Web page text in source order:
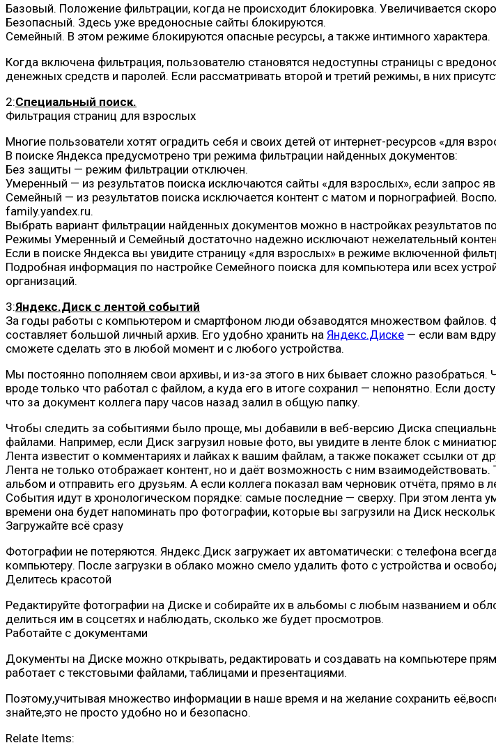
Базовый. Положение фильтрации, когда не происходит блокировка. Увеличивается
Безопасный. Здесь уже вредоносные сайты блокируются.
Семейный. В этом режиме блокируются опасные ресурсы, а также интимного характера.
Когда включена фильтрация, пользователю становятся недоступны страницы с
денежных средств и паролей. Если рассматривать второй и третий режимы, в них
2:Специальный поиск.
Фильтрация страниц для взрослых
Многие пользователи хотят оградить себя и своих детей от интернет-ресурсов «для
В поиске Яндекса предусмотрено три режима фильтрации найденных документов:
Без защиты — режим фильтрации отключен.
Умеренный — из результатов поиска исключаются сайты «для взрослых», если запрос
Семейный — из результатов поиска исключается контент с матом и порнографией.
family.yandex.ru.
Выбрать вариант фильтрации найденных документов можно в настройках результатов
Режимы Умеренный и Семейный достаточно надежно исключают нежелательный
Если в поиске Яндекса вы увидите страницу «для взрослых» в режиме включенной
Подробная информация по настройке Семейного поиска для компьютера или всех
организаций.
3:Яндекс.Диск с лентой событий
За годы работы с компьютером и смартфоном люди обзаводятся множеством файлов.
составляет большой личный архив. Его удобно хранить на Яндекс.Диске — если вам
сможете сделать это в любой момент и с любого устройства.
Мы постоянно пополняем свои архивы, и из-за этого в них бывает сложно
вроде только что работал с файлом, а куда его в итоге сохранил — непонятно. Если
что за документ коллега пару часов назад залил в общую папку.
Чтобы следить за событиями было проще, мы добавили в веб-версию Диска
файлами. Например, если Диск загрузил новые фото, вы увидите в ленте блок с
Лента известит о комментариях и лайках к вашим файлам, а также покажет ссылки от
Лента не только отображает контент, но и даёт возможность с ним
альбом и отправить его друзьям. А если коллега показал вам черновик отчёта, прямо в
События идут в хронологическом порядке: самые последние — сверху. При этом лента
времени она будет напоминать про фотографии, которые вы загрузили на Диск
Загружайте всё сразу
Фотографии не потеряются. Яндекс.Диск загружает их автоматически: с телефона
компьютеру. После загрузки в облако можно смело удалить фото с устройства и
Делитесь красотой
Редактируйте фотографии на Диске и собирайте их в альбомы с любым названием и
делиться им в соцсетях и наблюдать, сколько же будет просмотров.
Работайте с документами
Документы на Диске можно открывать, редактировать и создавать на компьютере
работает с текстовыми файлами, таблицами и презентациями.
Поэтому,учитывая множество информации в наше время и на желание сохранить
знайте,это не просто удобно но и безопасно.
Relate Items: